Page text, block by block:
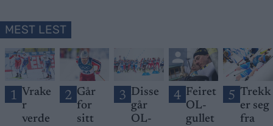
MEST LEST
1 Vrake
r
verde
2 Går
for
sitt
3 Disse
går
OL-
4 Feiret
OL-
gullet
5 Trekk
er seg
fra